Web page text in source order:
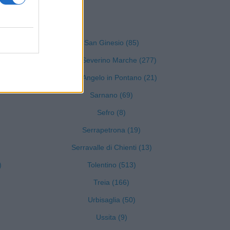
San Ginesio (85)
San Severino Marche (277)
Sant'Angelo in Pontano (21)
Sarnano (69)
Sefro (8)
Serrapetrona (19)
Serravalle di Chienti (13)
Tolentino (513)
Treia (166)
Urbisaglia (50)
Ussita (9)